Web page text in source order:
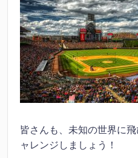
皆さんも、未知の世界に
ャレンジしましょう！